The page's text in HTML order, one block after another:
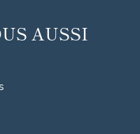
AUSSI